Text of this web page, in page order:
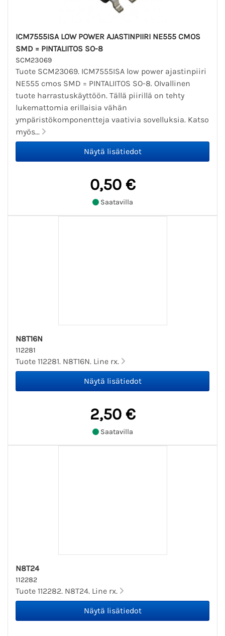
ICM7555ISA LOW POWER AJASTINPIIRI NE555 CMOS
SMD = PINTALIITOS SO-8
SCM23069
Tuote SCM23069. ICM7555ISA low power ajastinpiiri
NE555 cmos SMD = PINTALIITOS SO-8. OIvallinen
tuote harrastuskäyttöön. Tällä piirillä on tehty
lukemattomia erillaisia vähän
ympäristökomponentteja vaativia sovelluksia. Katso
myös...
0,50 €
Saatavilla
N8T16N
112281
Tuote 112281. N8T16N. Line rx.
2,50 €
Saatavilla
N8T24
112282
Tuote 112282. N8T24. Line rx.